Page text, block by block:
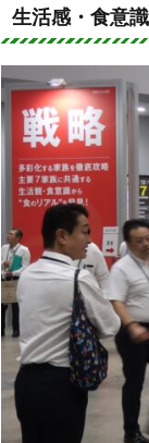
e
c
e
b
o
k
生活感・食意